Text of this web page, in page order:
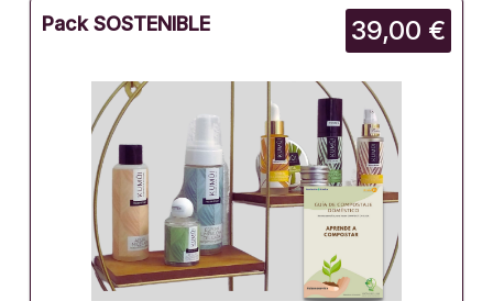
39,00 €
Pack SOSTENIBLE